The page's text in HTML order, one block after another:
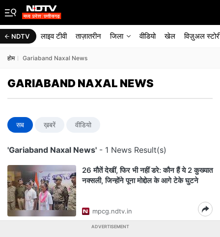
NDTV लाइव टीवी ताज़ातरीन जिला वीडियो खेल विज़ुअल
होम Gariaband Naxal News
GARIABAND NAXAL NEWS
सब ख़बरें वीडियो
'Gariaband Naxal News' - 1 News Result(s)
26 मौतें देखीं, फिर भी नहीं डरे: कौन हैं ये 2 कुख्यात
नक्सली, जिन्होंने पूना मोद्दोल के आगे टेके घुटने
mpcg.ndtv.in
ADVERTISEMENT